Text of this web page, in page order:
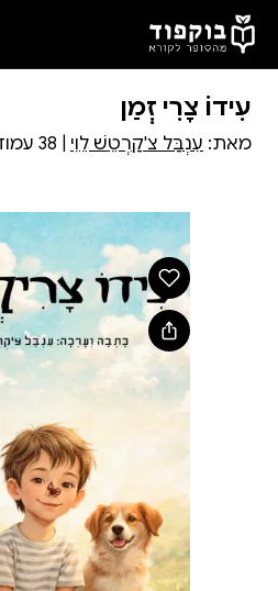
דלג לתוכן הראשי
עִידוֹ צָרִיךְ זְמַן
מאת: עִנְבַּל צ'קַרְטֵשׁ לֵוִי